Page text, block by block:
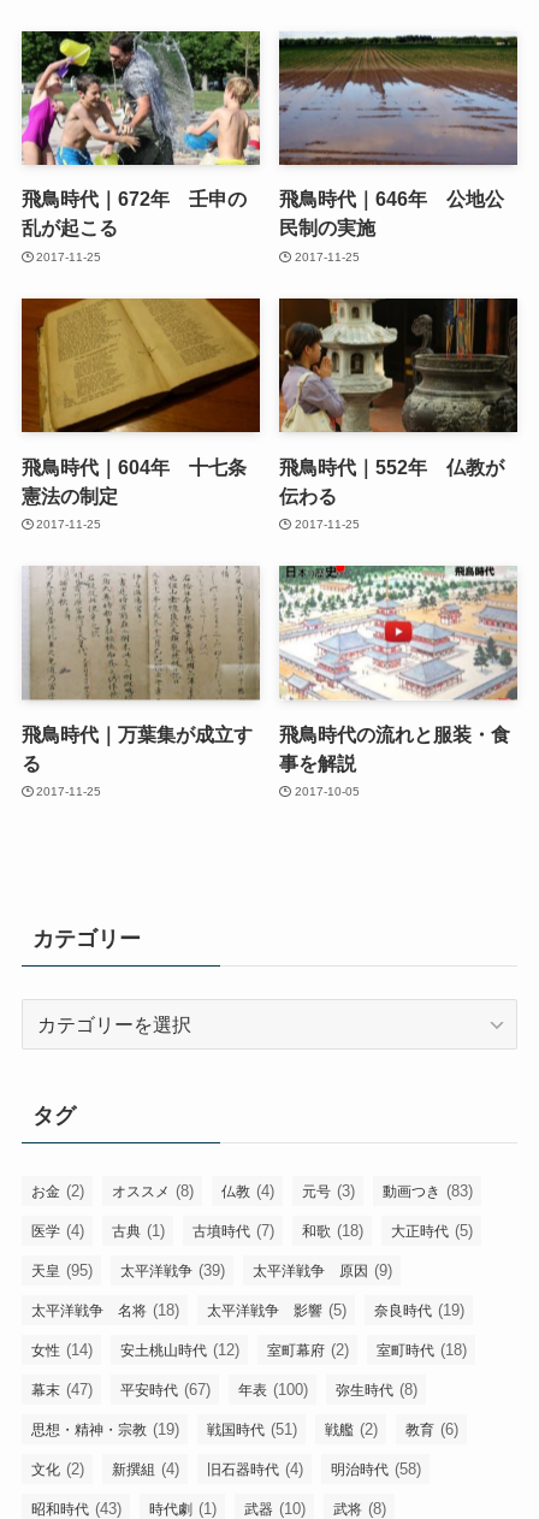
飛鳥時代｜672年 壬申の
乱が起こる
2017-11-25
飛鳥時代｜646年 公地公
民制の実施
2017-11-25
飛鳥時代｜604年 十七条
憲法の制定
2017-11-25
飛鳥時代｜552年 仏教が
伝わる
2017-11-25
飛鳥時代｜万葉集が成立す
る
2017-11-25
飛鳥時代の流れと服装・食
事を解説
2017-10-05
カテゴリー
ー
タグ
お金 (2) オススメ (8) 仏教 (4) 元号 (3) 動画つき (83)
医学 (4) 古典 (1) 古墳時代 (7) 和歌 (18) 大正時代 (5)
天皇 (95) 太平洋戦争 (39) 太平洋戦争 原因 (9)
太平洋戦争 名将 (18) 太平洋戦争 影響 (5) 奈良時代 (19)
女性 (14) 安土桃山時代 (12) 室町幕府 (2) 室町時代 (18)
幕末 (47) 平安時代 (67) 年表 (100) 弥生時代 (8)
思想・精神・宗教 (19) 戦国時代 (51) 戦艦 (2) 教育 (6)
文化 (2) 新撰組 (4) 旧石器時代 (4) 明治時代 (58)
昭和時代 (43) 時代劇 (1) 武器 (10) 武将 (8)